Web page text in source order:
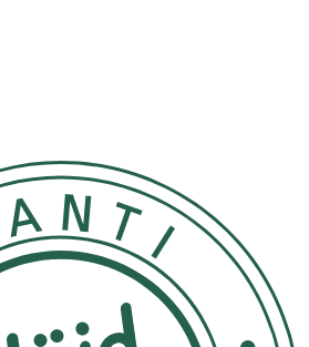
användas på hudområdet kring
optimized for Psoriasis
Cetearyl Alcohol, Paraffinum
Alcohol, Methylparaben